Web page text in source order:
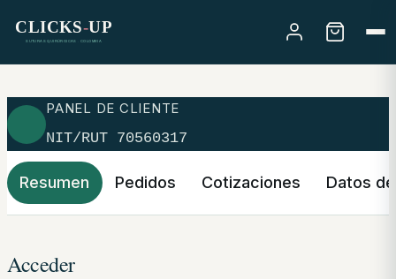
Skip to main content
PANEL DE CLIENTE
NIT/RUT 70560317
Resumen Pedidos Cotizaciones Datos
Acceder